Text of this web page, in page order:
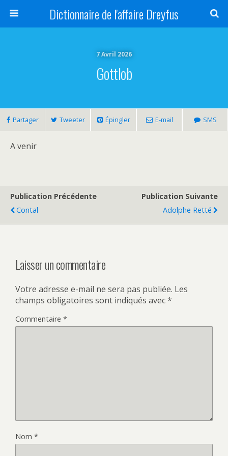
Dictionnaire de l'affaire Dreyfus
7 Avril 2026
Gottlob
Partager Tweeter Épingler E-mail SMS
A venir
Publication Précédente
Contal
Publication Suivante
Adolphe Retté
Laisser un commentaire
Votre adresse e-mail ne sera pas publiée. Les
champs obligatoires sont indiqués avec*
Commentaire *
Nom *